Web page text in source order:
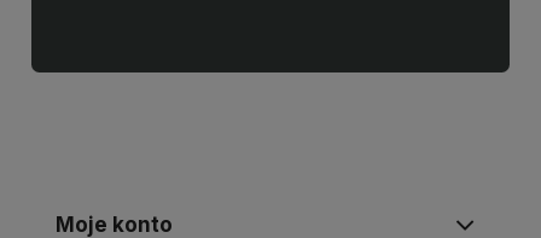
Moje konto